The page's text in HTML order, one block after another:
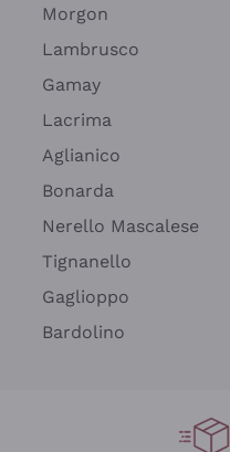
Morgon
Lambrusco
Gamay
Lacrima
Aglianico
Bonarda
Nerello Mascalese
Tignanello
Gaglioppo
Bardolino